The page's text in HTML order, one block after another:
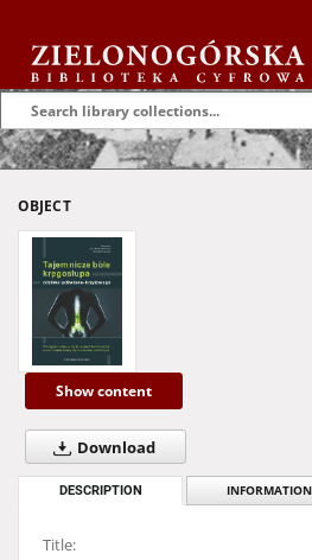
OBJECT
Show content
Download
DESCRIPTION INFORMATION
Title: